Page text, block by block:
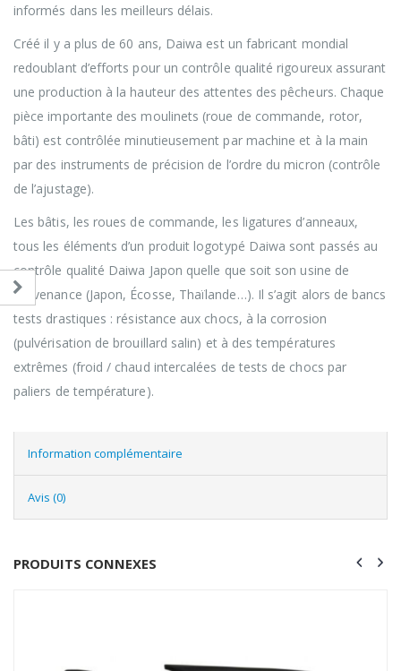
informés dans les meilleurs délais.
Créé il y a plus de 60 ans, Daiwa est un fabricant mondial
redoublant d’efforts pour un contrôle qualité rigoureux assurant
une production à la hauteur des attentes des pêcheurs. Chaque
pièce importante des moulinets (roue de commande, rotor,
bâti) est contrôlée minutieusement par machine et à la main
par des instruments de précision de l’ordre du micron (contrôle
de l’ajustage).
Les bâtis, les roues de commande, les ligatures d’anneaux,
tous les éléments d’un produit logotypé Daiwa sont passés au
contrôle qualité Daiwa Japon quelle que soit son usine de
provenance (Japon, Écosse, Thaïlande…). Il s’agit alors de bancs
tests drastiques : résistance aux chocs, à la corrosion
(pulvérisation de brouillard salin) et à des températures
extrêmes (froid / chaud intercalées de tests de chocs par
paliers de température).
Information complémentaire
Avis (0)
PRODUITS CONNEXES